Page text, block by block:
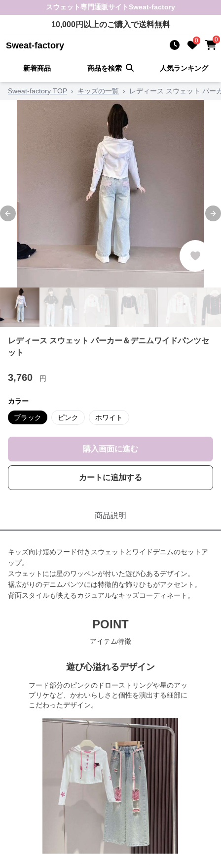
スウェット専門通販サイト Sweat-factory
10,000円以上のご購入で送料無料
Sweat-factory 0 0
新着商品 商品を検索 人気ランキング
Sweat-factory TOP › キッズの一覧 › レディース スウェット パー
Previous slide
レディース スウェット パーカー＆デニムワイドパンツセ
ット
3,760 円
カラー
ブラック ピンク ホワイト
購入画面に進む
カートに追加する
商品説明
キッズ向け短めフード付きスウェットとワイドデニムのセットア
ップ。
スウェットには星のワッペンが付いた遊び心あるデザイン。
裾広がりのデニムパンツには特徴的な飾りひもがアクセント。
背面スタイルも映えるカジュアルなキッズコーディネート。
POINT
アイテム特徴
遊び心溢れるデザイン
フード部分のピンクのドローストリングや星のアッ
プリケなど、かわいらしさと個性を演出する細部に
こだわったデザイン。